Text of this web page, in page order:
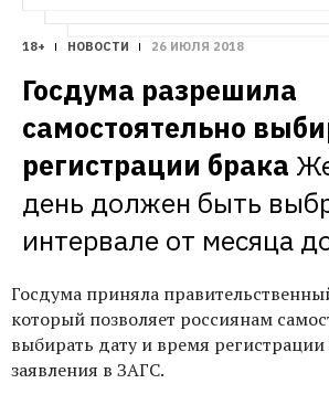
18+ НОВОСТИ 26 ИЮЛЯ 2018
Госдума разрешила
самостоятельно
регистрации брака
день должен быть
интервале от месяца
Госдума приняла
который позволяет россиянам
выбирать дату и время
заявления в ЗАГС.